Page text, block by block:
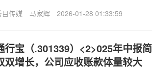
目传媒 马家辉 2026-01-28 01:33:59
行宝（.301339）<2>025年中报
双增长，公司应收账款体量较大